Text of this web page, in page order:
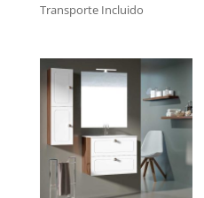
Transporte Incluido